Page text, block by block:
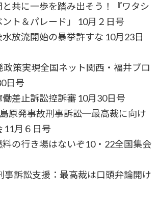
共に一歩を踏み出そう！『ワタシ
ト＆パレード」 10月２日号
放流開始の暴挙許すな 10月23日
策実現全国ネット関西・福井ブロ
日号
差止訴訟控訴審 10月30日号
原発事故刑事訴訟─最高裁に向け
11月６日号
の行き場はないぞ10・22全国集会
事訴訟支援：最高裁は口頭弁論開け